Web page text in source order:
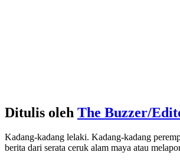
Ditulis oleh The Buzzer/
Kadang-kadang lelaki. Kadang-kadang
berita dari serata ceruk alam maya atau